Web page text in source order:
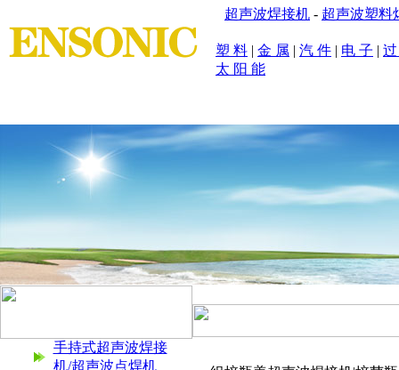
超声波焊接机 - 超声波塑料
塑 料 | 金 属 | 汽 件 | 电 子 |
太 阳 能
手持式超声波焊接
机/超声波点焊机